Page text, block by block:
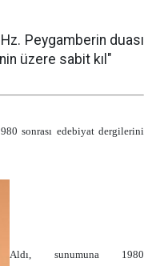
Peygamberin duası
üzere sabit kıl"
sonrası edebiyat dergilerini
Aldı, sunumuna 1980